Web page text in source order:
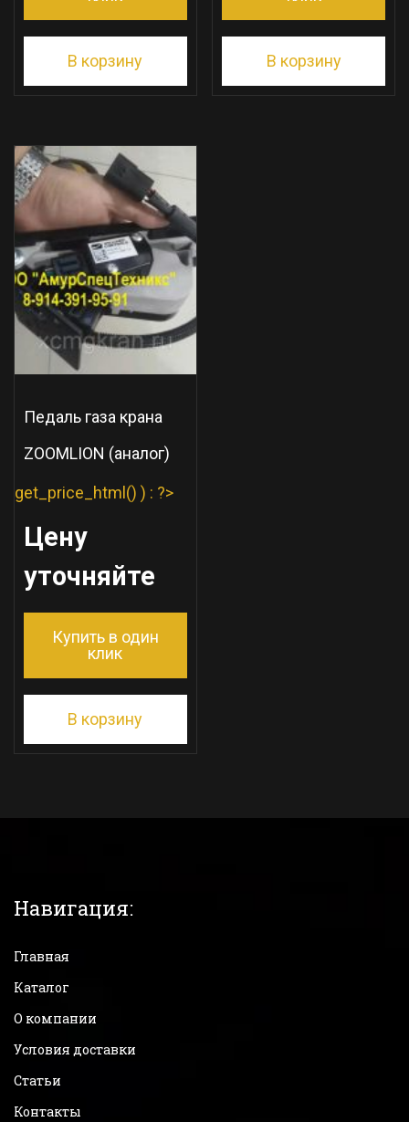
В корзину В корзину
Педаль газа крана
ZOOMLION (аналог)
get_price_html() ) : ?>
Цену
уточняйте
Купить в один
клик
В корзину
Навигация:
Главная
Каталог
О компании
Условия доставки
Статьи
Контакты